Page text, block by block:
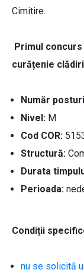
Cimitire.
Primul concurs
curățenie
Număr
Nivel: M
Cod COR:
Structură:
Durata
Perioada:
Condiții
nu se solicită